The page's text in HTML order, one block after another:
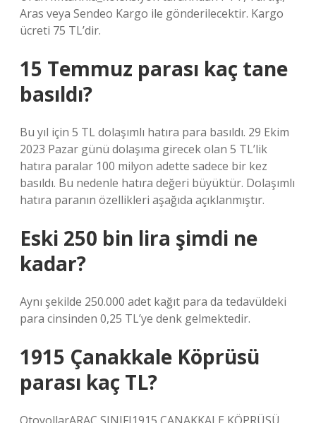
Aras veya Sendeo Kargo ile gönderilecektir. Kargo
ücreti 75 TL’dir.
15 Temmuz parası kaç tane
basıldı?
Bu yıl için 5 TL dolaşımlı hatıra para basıldı. 29 Ekim
2023 Pazar günü dolaşıma girecek olan 5 TL’lik
hatıra paralar 100 milyon adette sadece bir kez
basıldı. Bu nedenle hatıra değeri büyüktür. Dolaşımlı
hatıra paranın özellikleri aşağıda açıklanmıştır.
Eski 250 bin lira şimdi ne
kadar?
Aynı şekilde 250.000 adet kağıt para da tedavüldeki
para cinsinden 0,25 TL’ye denk gelmektedir.
1915 Çanakkale Köprüsü
parası kaç TL?